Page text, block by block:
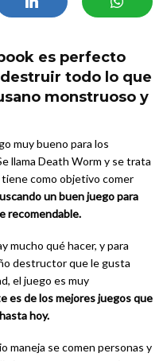
es perfecto
todo lo que
monstruoso y
muy bueno para los
llama Death Worm y se trata
como objetivo comer
un buen juego para
recomendable.
mucho qué hacer, y para
destructor que le gusta
el juego es muy
es de los mejores juegos que
hoy.
maneja se comen personas y